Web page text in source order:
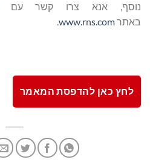
נוסף, אנא צרו קשר
באתרwww.rns.com
.
לחץ כאן להדפסת המאמר